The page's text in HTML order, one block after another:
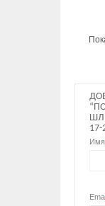
17-
Имя